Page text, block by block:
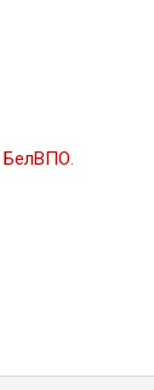
БелВПО.